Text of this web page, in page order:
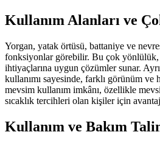
Kullanım Alanları ve
Yorgan, yatak örtüsü, battaniye ve
fonksiyonlar görebilir. Bu çok yönlülük,
ihtiyaçlarına uygun çözümler sunar.
kullanımı sayesinde, farklı görünüm
mevsim kullanım imkânı, özellikle
sıcaklık tercihleri olan kişiler için
Kullanım ve Bakım